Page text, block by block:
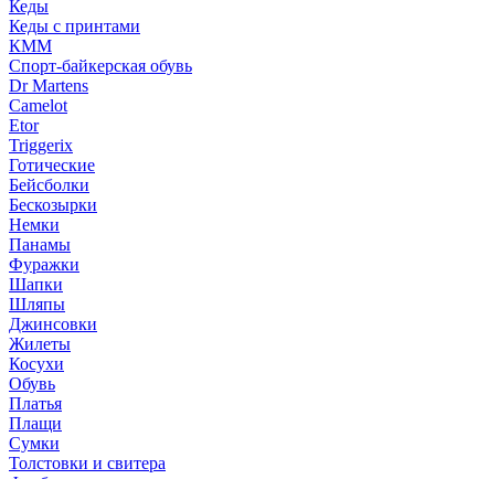
Кеды
Кеды с принтами
КММ
Спорт-байкерская обувь
Dr Martens
Camelot
Etor
Triggerix
Готические
Бейсболки
Бескозырки
Немки
Панамы
Фуражки
Шапки
Шляпы
Джинсовки
Жилеты
Косухи
Обувь
Платья
Плащи
Сумки
Толстовки и свитера